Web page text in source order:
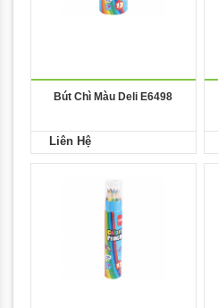
Bút Chì Màu Deli E6498
Liên Hệ